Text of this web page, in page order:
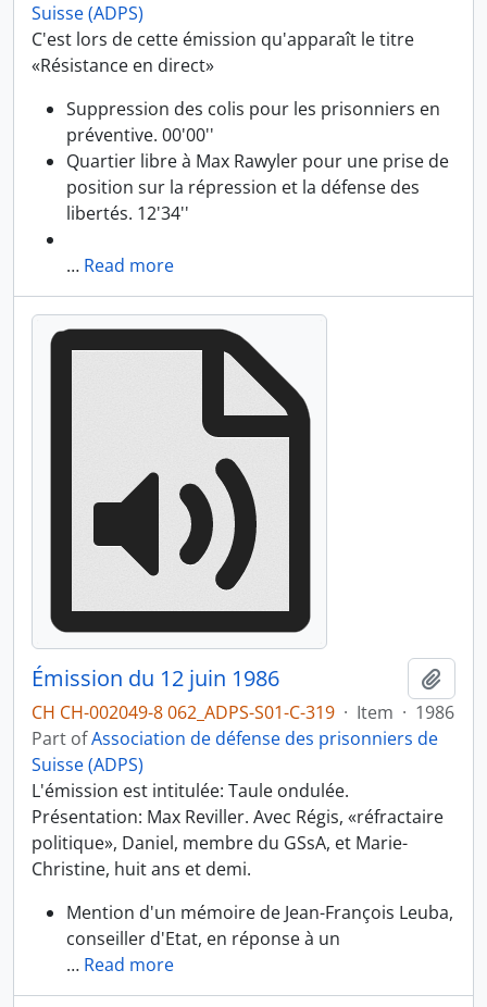
Suisse (ADPS)
C'est lors de cette émission qu'apparaît le titre
«Résistance en direct»
Suppression des colis pour les prisonniers en
préventive. 00'00''
Quartier libre à Max Rawyler pour une prise de
position sur la répression et la défense des
libertés. 12'34''
… Read more
Émission du 12 juin 1986
CH CH-002049-8 062_ADPS-S01-C-319 · Item · 1986
Part ofAssociation de défense des prisonniers de
Suisse (ADPS)
L'émission est intitulée: Taule ondulée.
Présentation: Max Reviller. Avec Régis, «réfractaire
politique», Daniel, membre du GSsA, et Marie-
Christine, huit ans et demi.
Mention d'un mémoire de Jean-François Leuba,
conseiller d'Etat, en réponse à un
… Read more